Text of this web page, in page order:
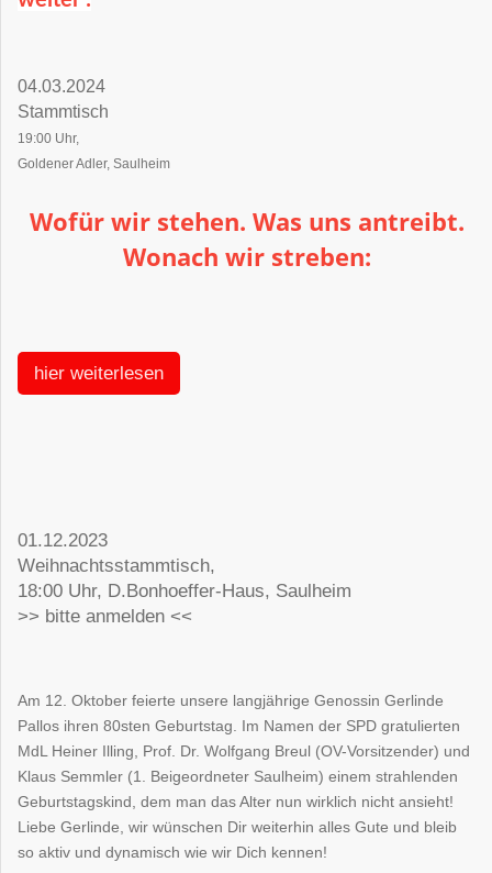
04.03.2024
Stammtisch
19:00 Uhr,
Goldener Adler, Saulheim
Wofür wir stehen. Was uns antreibt.
Wonach wir streben:
hier weiterlesen
01.12.2023
Weihnachtsstammtisch,
18:00 Uhr, D.Bonhoeffer-Haus, Saulheim
>> bitte anmelden <<
Am 12. Oktober feierte unsere langjährige Genossin Gerlinde
Pallos ihren 80sten Geburtstag. Im Namen der SPD gratulierten
MdL Heiner Illing, Prof. Dr. Wolfgang Breul (OV-Vorsitzender) und
Klaus Semmler (1. Beigeordneter Saulheim) einem strahlenden
Geburtstagskind, dem man das Alter nun wirklich nicht ansieht!
Liebe Gerlinde, wir wünschen Dir weiterhin alles Gute und bleib
so aktiv und dynamisch wie wir Dich kennen!